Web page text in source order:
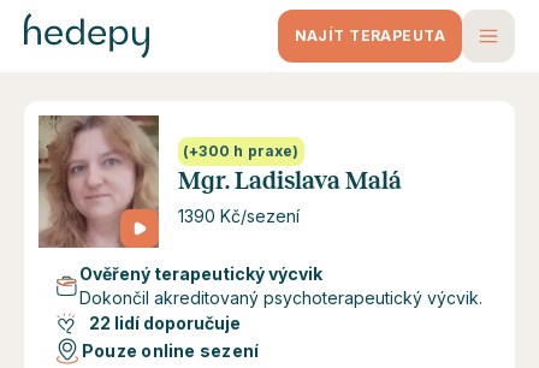
NAJÍT TERAPEUTA
(+300 h praxe)
Mgr. Ladislava Malá
1390 Kč/sezení
Ověřený terapeutický výcvik
Dokončil akreditovaný psychoterapeutický výcvik.
22 lidí doporučuje
Pouze online sezení